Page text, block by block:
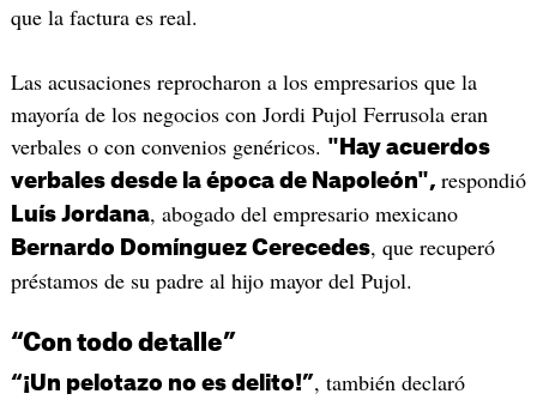
que la factura es real.
Las acusaciones reprocharon a los empresarios que la
mayoría de los negocios con Jordi Pujol Ferrusola eran
verbales o con convenios genéricos. "Hay acuerdos
verbales desde la época de Napoleón", respondió
Luís Jordana, abogado del empresario mexicano
Bernardo Domínguez Cerecedes, que recuperó
préstamos de su padre al hijo mayor del Pujol.
“Con todo detalle”
“¡Un pelotazo no es delito!”, también declaró